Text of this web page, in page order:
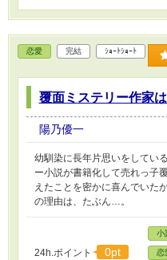
恋愛 完結 ｼｮｰﾄｼｮｰﾄ
覆面ミステリー作家
陽乃優一
幼馴染に長年片思いをしてい
ー小説が書籍化して売れっ子
えたことを密かに喜んでいた
の理由は、たぶん…。
24h.ポイント 0pt
小
恋